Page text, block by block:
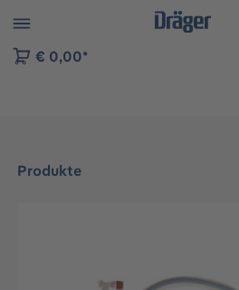
der B2B-Plattform springen
€ 0,00*
Produkte